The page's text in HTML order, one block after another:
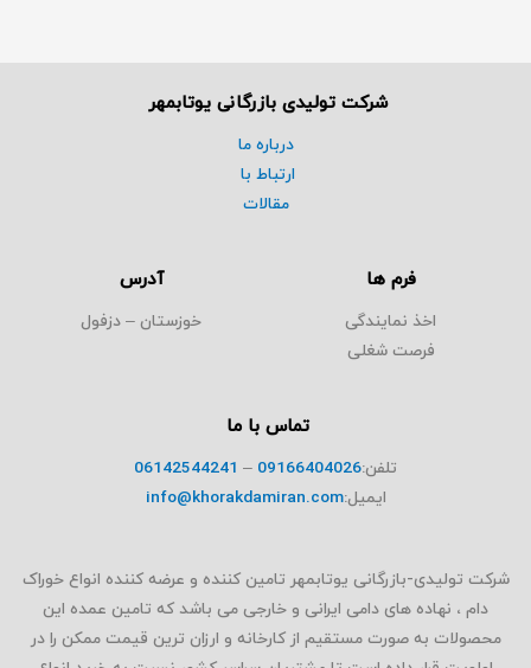
شرکت تولیدی بازرگانی یوتابمهر
درباره ما
ارتباط با
مقالات
فرم ها
اخذ نمایندگی
فرصت شغلی
آدرس
خوزستان – دزفول
تماس با ما
تلفن:09166404026
–
06142544241
ایمیل:info@khorakdamiran.com
شرکت تولیدی-بازرگانی یوتابمهر تامین کننده و عرضه کننده انواع خوراک
دام ، نهاده های دامی ایرانی و خارجی می باشد که تامین عمده این
محصولات به صورت مستقیم از کارخانه و ارزان ترین قیمت ممکن را در